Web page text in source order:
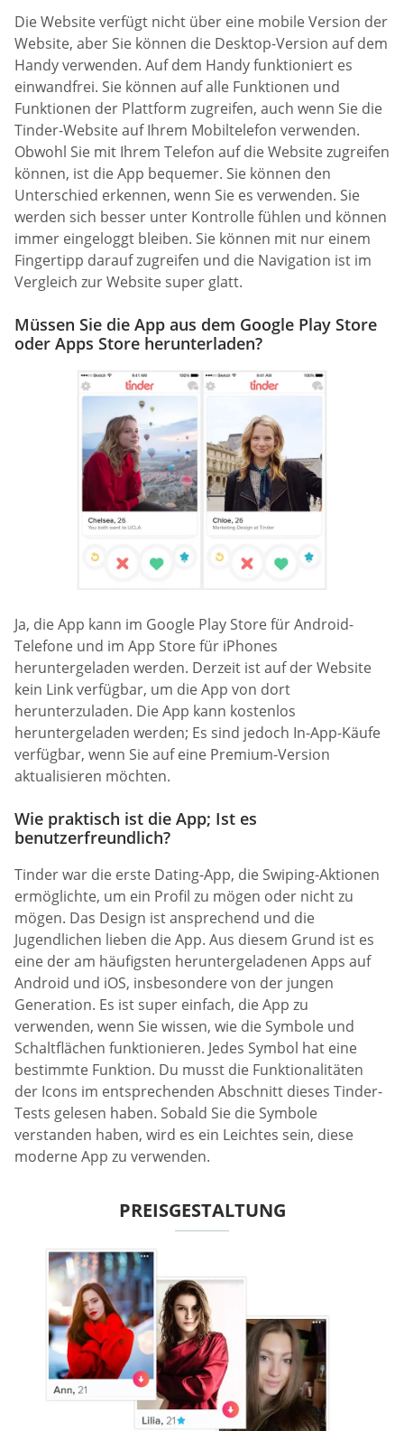
Die Website verfügt nicht über eine mobile Version der
Website, aber Sie können die Desktop-Version auf dem
Handy verwenden. Auf dem Handy funktioniert es
einwandfrei. Sie können auf alle Funktionen und
Funktionen der Plattform zugreifen, auch wenn Sie die
Tinder-Website auf Ihrem Mobiltelefon verwenden.
Obwohl Sie mit Ihrem Telefon auf die Website zugreifen
können, ist die App bequemer. Sie können den
Unterschied erkennen, wenn Sie es verwenden. Sie
werden sich besser unter Kontrolle fühlen und können
immer eingeloggt bleiben. Sie können mit nur einem
Fingertipp darauf zugreifen und die Navigation ist im
Vergleich zur Website super glatt.
Müssen Sie die App aus dem Google Play Store
oder Apps Store herunterladen?
Ja, die App kann im Google Play Store für Android-
Telefone und im App Store für iPhones
heruntergeladen werden. Derzeit ist auf der Website
kein Link verfügbar, um die App von dort
herunterzuladen. Die App kann kostenlos
heruntergeladen werden; Es sind jedoch In-App-Käufe
verfügbar, wenn Sie auf eine Premium-Version
aktualisieren möchten.
Wie praktisch ist die App; Ist es
benutzerfreundlich?
Tinder war die erste Dating-App, die Swiping-Aktionen
ermöglichte, um ein Profil zu mögen oder nicht zu
mögen. Das Design ist ansprechend und die
Jugendlichen lieben die App. Aus diesem Grund ist es
eine der am häufigsten heruntergeladenen Apps auf
Android und iOS, insbesondere von der jungen
Generation. Es ist super einfach, die App zu
verwenden, wenn Sie wissen, wie die Symbole und
Schaltflächen funktionieren. Jedes Symbol hat eine
bestimmte Funktion. Du musst die Funktionalitäten
der Icons im entsprechenden Abschnitt dieses Tinder-
Tests gelesen haben. Sobald Sie die Symbole
verstanden haben, wird es ein Leichtes sein, diese
moderne App zu verwenden.
PREISGESTALTUNG